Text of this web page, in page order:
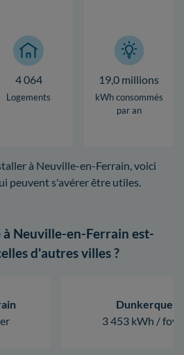
4 064
Logements
19,0 millions
kWh consommés
par an
à Neuville-en-Ferrain, voici
peuvent s'avérer être utiles.
Neuville-en-Ferrain est-
d'autres villes ?
Dunkerque
3 453 kWh /